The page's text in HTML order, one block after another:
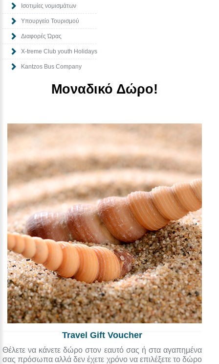
Ισοτιμίες νομισμάτων
Υπουργείο Τουρισμού
Διαφορές Ώρας
Χ-treme Club youth Holidays
Kantzos Bus Company
Μοναδικό Δώρο!
Travel Gift Voucher
Θέλετε να κάνετε δώρο στον εαυτό σας ή στα αγαπημένα
σας πρόσωπα αλλά δεν έχετε χρόνο να επιλέξετε το δώρο